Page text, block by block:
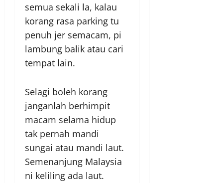
semua sekali la, kalau
korang rasa parking tu
penuh jer semacam, pi
lambung balik atau cari
tempat lain.
Selagi boleh korang
janganlah berhimpit
macam selama hidup
tak pernah mandi
sungai atau mandi laut.
Semenanjung Malaysia
ni keliling ada laut.